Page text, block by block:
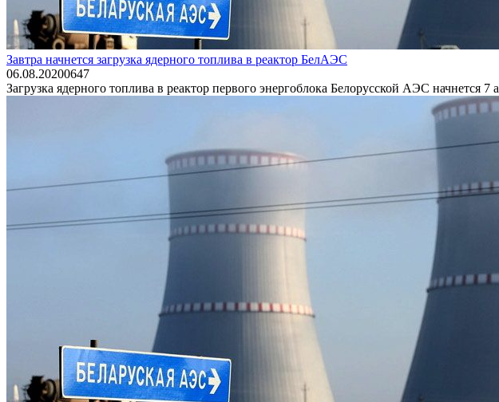
Завтра начнется загрузка ядерного топлива в реактор БелАЭС
06.08.20200647
Загрузка ядерного топлива в реактор первого энергоблока Белорусской АЭС начнется